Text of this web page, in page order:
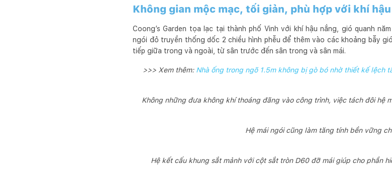
Không gian mộc mạc, tối giản, phù hợp với khí
Coong’s Garden tọa lạc tại thành phố Vinh với khí hậu nắng, gió quanh
ngói đỏ truyền thống dốc 2 chiều hình phễu để thêm vào các khoảng bẫy
tiếp giữa trong và ngoài, từ sân trước đến sân trong và sân mái.
>>> Xem thêm: Nhà ống trong ngõ 1.5m không bị gò bó nhờ thiết kế lệch
Không những đưa không khí thoáng đãng vào công trình, việc tách đôi hệ
Hệ mái ngói cũng làm tăng tính bền vững
Hệ kết cấu khung sắt mảnh với cột sắt tròn D60 đỡ mái giúp cho phần